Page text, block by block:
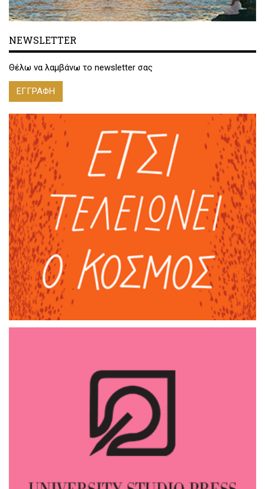
NEWSLETTER
Θέλω να λαμβάνω το newsletter σας
ΕΓΓΡΑΦΗ